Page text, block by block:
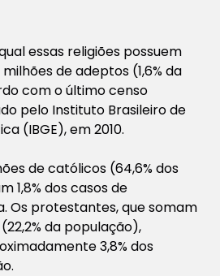
essas religiões possuem
de adeptos (1,6% da
com o último censo
pelo Instituto Brasileiro de
(IBGE), em 2010.
de católicos (64,6% dos
1,8% dos casos de
Os protestantes, que somam
da população),
3,8% dos